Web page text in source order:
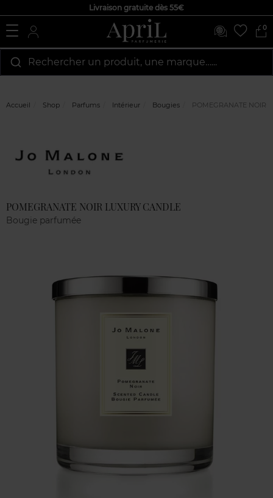
Livraison gratuite dès 55€
0
Rechercher un produit, une marque…...
Accueil Shop Parfums Intérieur Bougies POMEGRANATE NOIR
POMEGRANATE NOIR LUXURY CANDLE
Bougie parfumée